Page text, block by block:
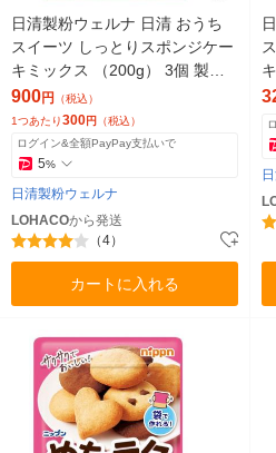
日清製粉ウェルナ 日清 おうち
スイーツ しっとりスポンジケー
キミックス （200g） 3個 製菓
材 手作りお菓子
900円 （税込）
1つあたり300円 （税込）
ログイン&全額PayPay支払いで
5%
日清製粉ウェルナ
LOHACOから発送
（4）
カートに入れる